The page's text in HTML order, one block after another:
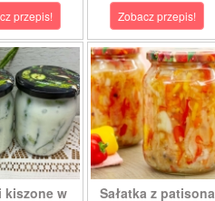
przepis! Zobacz przepis!
kiszone w Sałatka z patisona